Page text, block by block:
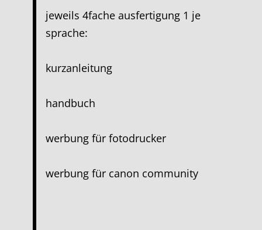
jeweils 4fache ausfertigung 1 je
sprache:
kurzanleitung
handbuch
werbung für fotodrucker
werbung für canon community